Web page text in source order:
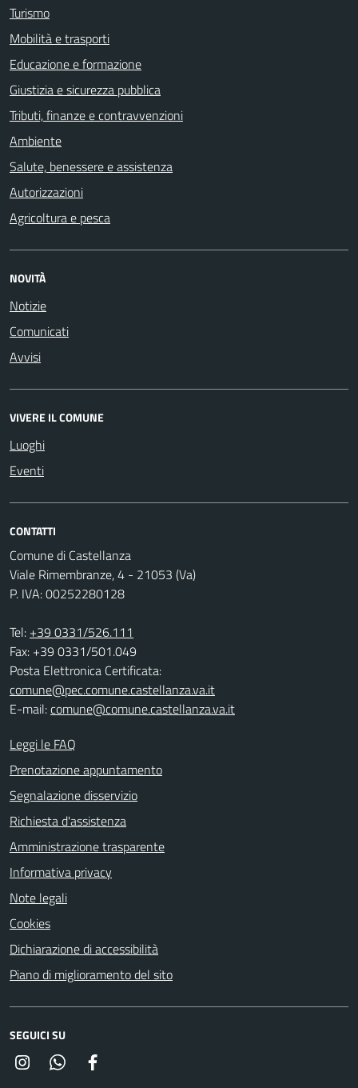
Turismo
Mobilità e trasporti
Educazione e formazione
Giustizia e sicurezza pubblica
Tributi, finanze e contravvenzioni
Ambiente
Salute, benessere e assistenza
Autorizzazioni
Agricoltura e pesca
NOVITÀ
Notizie
Comunicati
Avvisi
VIVERE IL COMUNE
Luoghi
Eventi
CONTATTI
Comune di Castellanza
Viale Rimembranze, 4 - 21053 (Va)
P. IVA: 00252280128
Tel: +39 0331/526.111
Fax: +39 0331/501.049
Posta Elettronica Certificata:
comune@pec.comune.castellanza.va.it
E-mail:comune@comune.castellanza.va.it
Leggi le FAQ
Prenotazione appuntamento
Segnalazione disservizio
Richiesta d'assistenza
Amministrazione trasparente
Informativa privacy
Note legali
Cookies
Dichiarazione di accessibilità
Piano di miglioramento del sito
SEGUICI SU
InstagramWhatsapp